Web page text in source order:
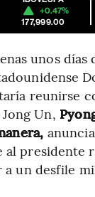
+0.47%
177,999.00
unos días
reunirse
Un,
al presidente
a un desfile